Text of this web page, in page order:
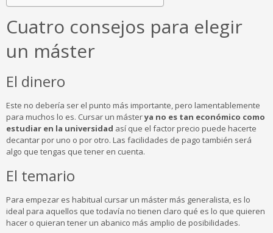
Cuatro consejos para elegir
un máster
El dinero
Este no debería ser el punto más importante, pero lamentablemente
para muchos lo es. Cursar un másterya no es tan económico como
estudiar en la universidad así que el factor precio puede hacerte
decantar por uno o por otro. Las facilidades de pago también será
algo que tengas que tener en cuenta.
El temario
Para empezar es habitual cursar un máster más generalista, es lo
ideal para aquellos que todavía no tienen claro qué es lo que quieren
hacer o quieran tener un abanico más amplio de posibilidades.